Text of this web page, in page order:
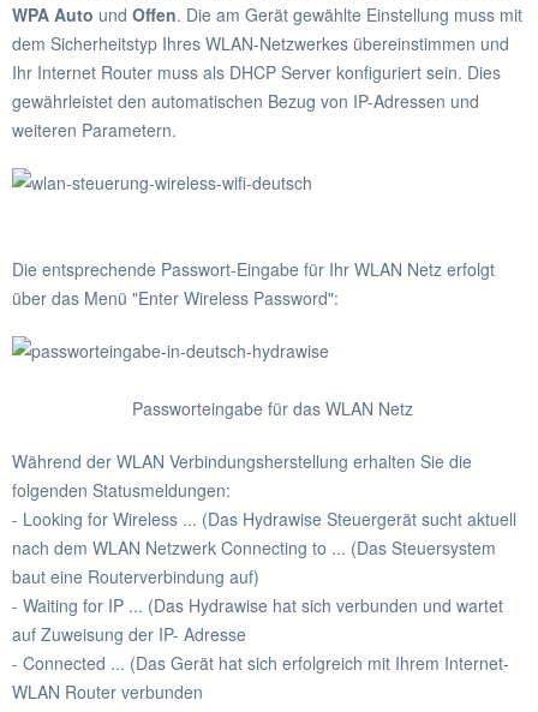
WPA Auto und Offen. Die am Gerät gewählte Einstellung muss mit
dem Sicherheitstyp Ihres WLAN-Netzwerkes übereinstimmen und
Ihr Internet Router muss als DHCP Server konfiguriert sein. Dies
gewährleistet den automatischen Bezug von IP-Adressen und
weiteren Parametern.
Die entsprechende Passwort-Eingabe für Ihr WLAN Netz erfolgt
über das Menü "Enter Wireless Password":
Passworteingabe für das WLAN Netz
Während der WLAN Verbindungsherstellung erhalten Sie die
folgenden Statusmeldungen:
- Looking for Wireless ... (Das Hydrawise Steuergerät sucht aktuell
nach dem WLAN Netzwerk Connecting to ... (Das Steuersystem
baut eine Routerverbindung auf)
- Waiting for IP ... (Das Hydrawise hat sich verbunden und wartet
auf Zuweisung der IP- Adresse
- Connected ... (Das Gerät hat sich erfolgreich mit Ihrem Internet-
WLAN Router verbunden